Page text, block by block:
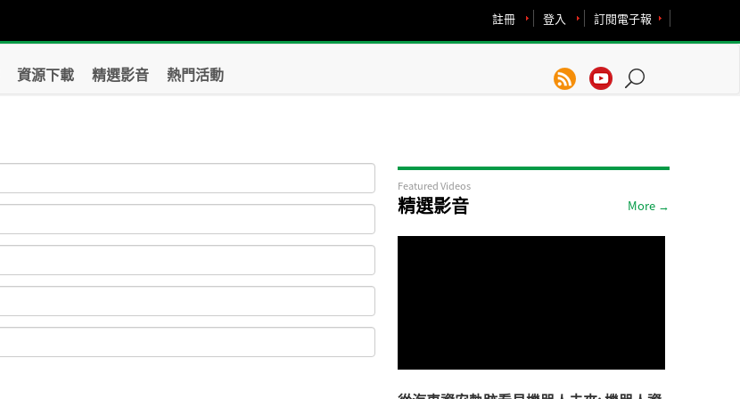
訂閱電子報
登入
註冊
資源下載 精選影音 熱門活動
Featured Videos
精選影音 More →